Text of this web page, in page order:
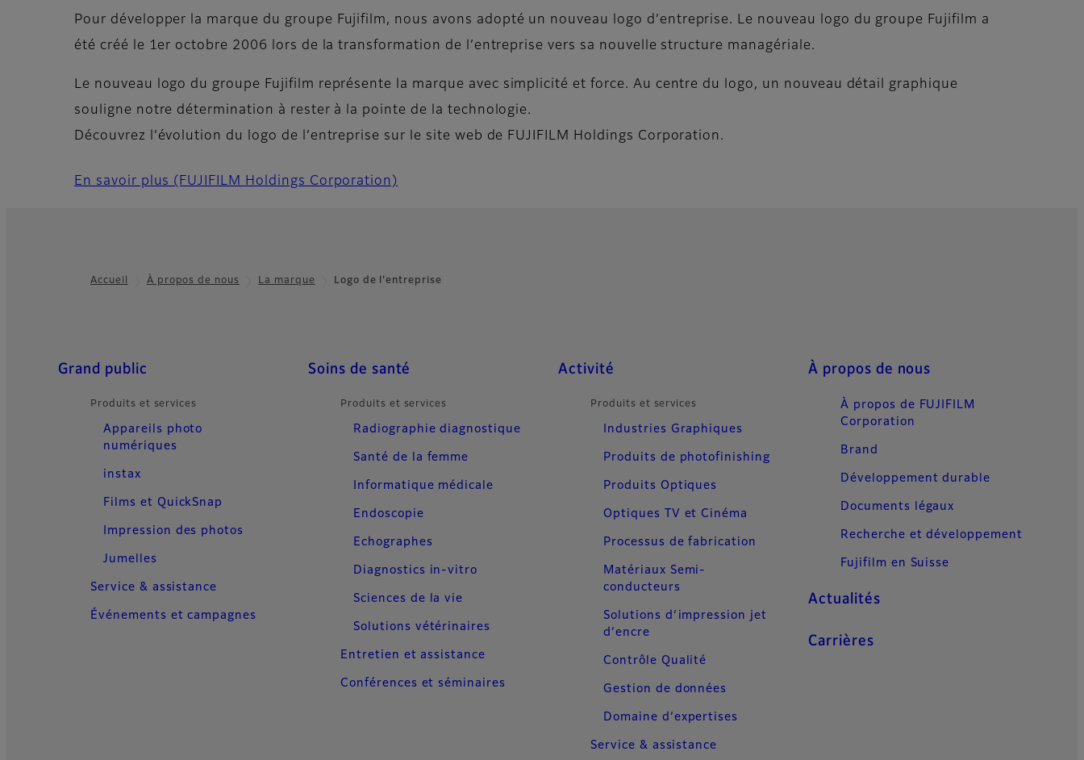
Pour développer la marque du groupe Fujifilm, nous avons adopté un nouveau logo d’entreprise. Le nouveau logo du groupe Fujifilm a
été créé le 1er octobre 2006 lors de la transformation de l’entreprise vers sa nouvelle structure managériale.
Le nouveau logo du groupe Fujifilm représente la marque avec simplicité et force. Au centre du logo, un nouveau détail graphique
souligne notre détermination à rester à la pointe de la technologie.
Découvrez l’évolution du logo de l’entreprise sur le site web de FUJIFILM Holdings Corporation.
En savoir plus (FUJIFILM Holdings Corporation)
Accueil À propos de nous La marque Logo de l’entreprise
Quick Links
Grand public
Produits et services
Appareils photo
numériques
instax
Films et QuickSnap
Impression des photos
Jumelles
Service & assistance
Événements et campagnes
Soins de santé
Produits et services
Radiographie diagnostique
Santé de la femme
Informatique médicale
Endoscopie
Echographes
Diagnostics in-vitro
Sciences de la vie
Solutions vétérinaires
Entretien et assistance
Conférences et séminaires
Activité
Produits et services
Industries Graphiques
Produits de photofinishing
Produits Optiques
Optiques TV et Cinéma
Processus de fabrication
Matériaux Semi-
conducteurs
Solutions d’impression jet
d’encre
Contrôle Qualité
Gestion de données
Domaine d’expertises
Service & assistance
À propos de nous
À propos de FUJIFILM
Corporation
Brand
Développement durable
Documents légaux
Recherche et développement
Fujifilm en Suisse
Actualités
Carrières